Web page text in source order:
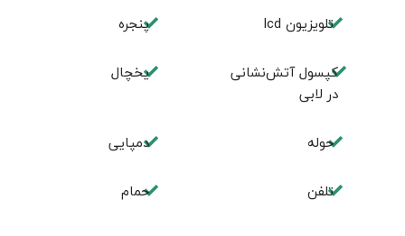
تلویزیون lcd پنجره
کپسول آتش‌نشانی
در لابی
یخچال
حوله دمپایی
تلفن حمام